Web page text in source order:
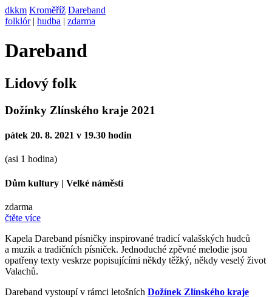
dkkm Kroměříž Dareband
folklór| hudba | zdarma
Dareband
Lidový folk
Dožínky Zlínského kraje 2021
pátek 20. 8. 2021 v 19.30 hodin
(asi 1 hodina)
Dům kultury | Velké náměstí
zdarma
čtěte více
Kapela Dareband písničky inspirované tradicí valašských hudců
a muzik a tradičních písniček. Jednoduché zpěvné melodie jsou
opatřeny texty veskrze popisujícími někdy těžký, někdy veselý život
Valachů.
Dareband vystoupí v rámci letošních Dožínek Zlínského kraje